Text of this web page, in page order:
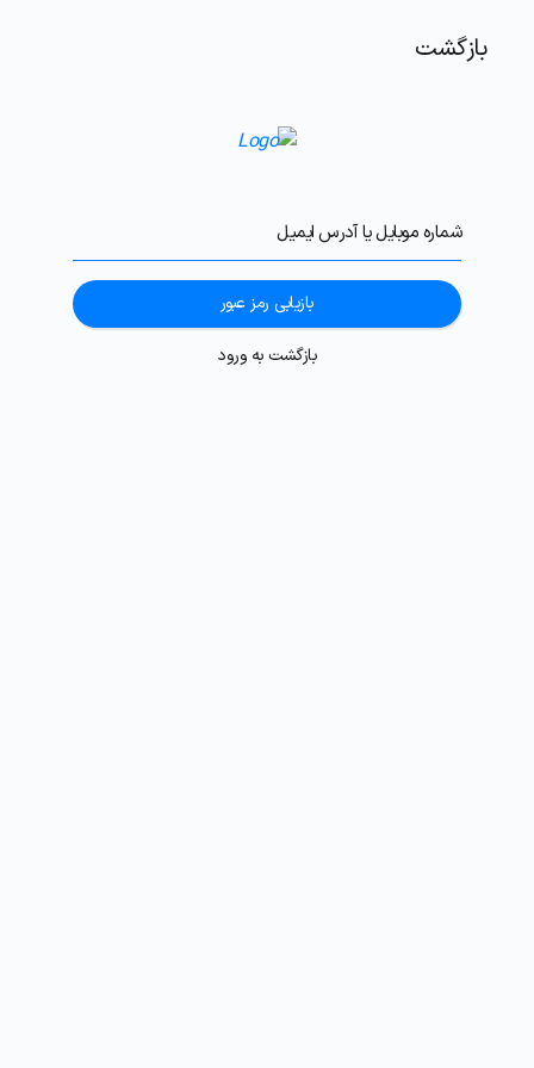
بازگشت
شماره موبایل یا آدرس ایمیل
بازیابی رمز عبور
بازگشت به ورود